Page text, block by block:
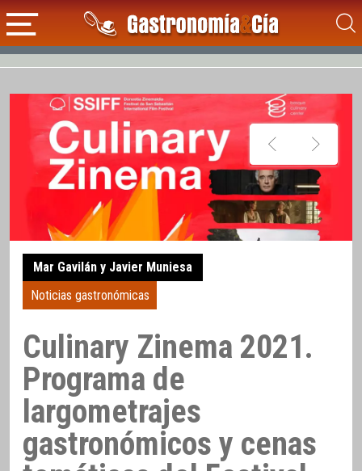
Mar Gavilán y Javier Muniesa
Noticias gastronómicas
Culinary Zinema 2021.
Programa de
largometrajes
gastronómicos y cenas